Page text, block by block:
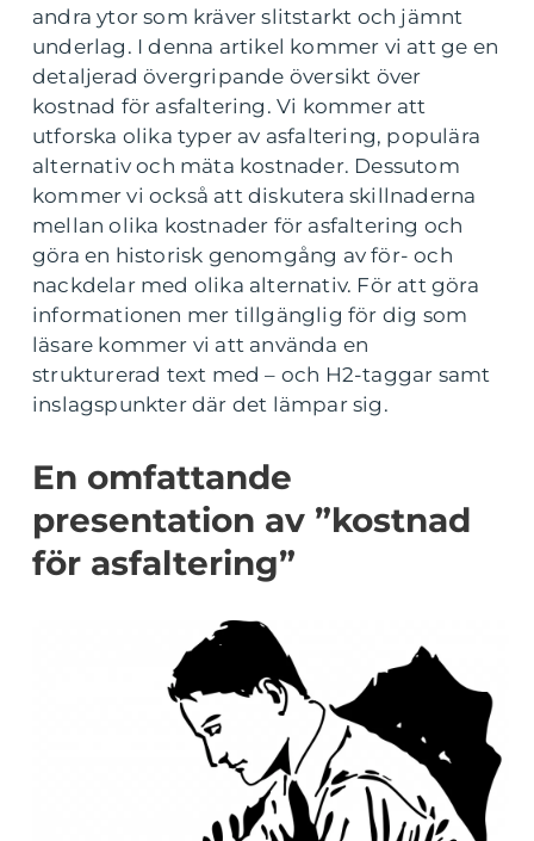
andra ytor som kräver slitstarkt och jämnt
underlag. I denna artikel kommer vi att ge en
detaljerad övergripande översikt över
kostnad för asfaltering. Vi kommer att
utforska olika typer av asfaltering, populära
alternativ och mäta kostnader. Dessutom
kommer vi också att diskutera skillnaderna
mellan olika kostnader för asfaltering och
göra en historisk genomgång av för- och
nackdelar med olika alternativ. För att göra
informationen mer tillgänglig för dig som
läsare kommer vi att använda en
strukturerad text med – och H2-taggar samt
inslagspunkter där det lämpar sig.
En omfattande
presentation av ”kostnad
för asfaltering”